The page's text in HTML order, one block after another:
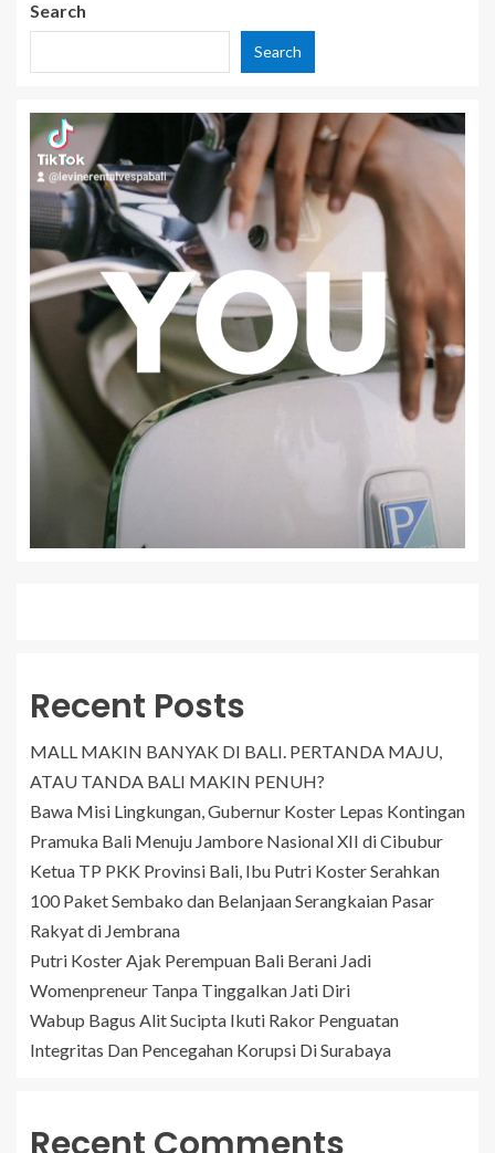
Search
Search
Recent Posts
MALL MAKIN BANYAK DI BALI. PERTANDA MAJU,
ATAU TANDA BALI MAKIN PENUH?
Bawa Misi Lingkungan, Gubernur Koster Lepas Kontingan
Pramuka Bali Menuju Jambore Nasional XII di Cibubur
Ketua TP PKK Provinsi Bali, Ibu Putri Koster Serahkan
100 Paket Sembako dan Belanjaan Serangkaian Pasar
Rakyat di Jembrana
Putri Koster Ajak Perempuan Bali Berani Jadi
Womenpreneur Tanpa Tinggalkan Jati Diri
Wabup Bagus Alit Sucipta Ikuti Rakor Penguatan
Integritas Dan Pencegahan Korupsi Di Surabaya